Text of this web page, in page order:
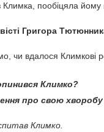
пообіцяла йому
Григора
чи вдалося Климкові
Климко?
про свою
Климко.